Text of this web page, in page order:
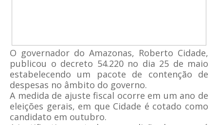
O governador do Amazonas, Roberto Cidade,
publicou o decreto 54.220 no dia 25 de maio
estabelecendo um pacote de contenção de
despesas no âmbito do governo.
A medida de ajuste fiscal ocorre em um ano de
eleições gerais, em que Cidade é cotado como
candidato em outubro.